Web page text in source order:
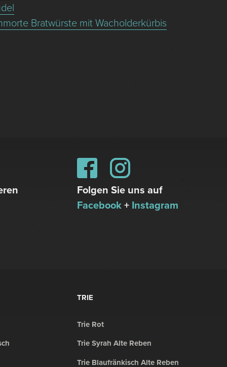
Bratwürste mit Wacholderkürbis
Folgen Sie uns auf
Facebook + Instagram
TRIE
Trie Rot
Trie Syrah Alte Reben
Trie Blaufränkisch Alte Reben